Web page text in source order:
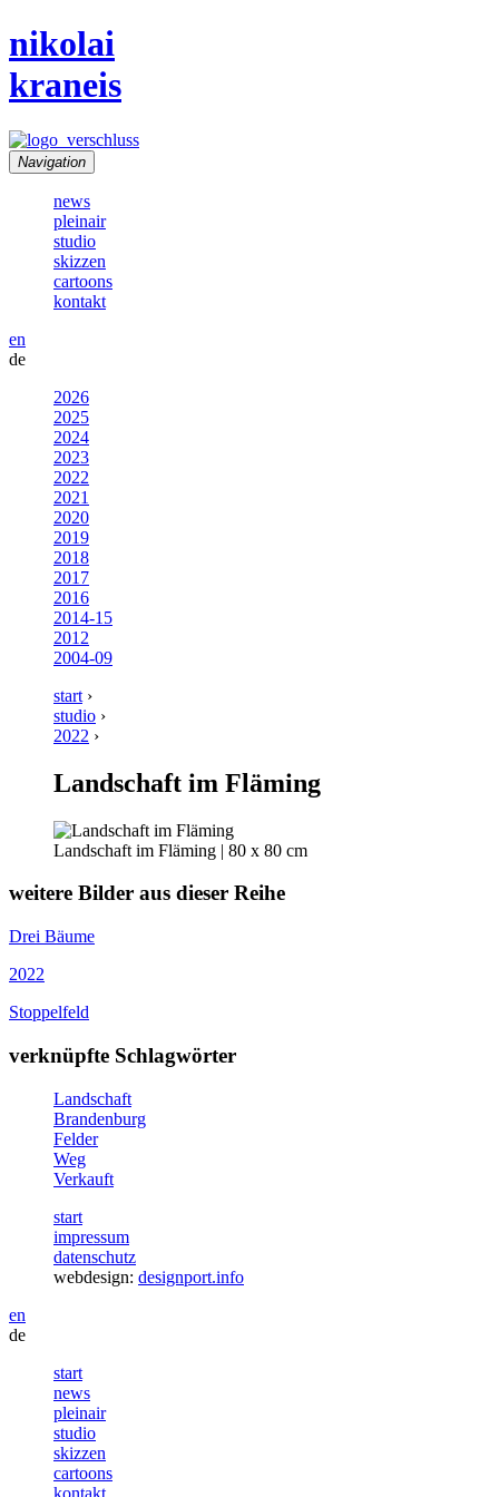
nikolai
kraneis
Navigation
news
pleinair
studio
skizzen
cartoons
kontakt
en
de
2026
2025
2024
2023
2022
2021
2020
2019
2018
2017
2016
2014-15
2012
2004-09
start ›
studio ›
2022 ›
Landschaft im Fläming
Landschaft im Fläming | 80 x 80 cm
weitere Bilder aus dieser Reihe
Drei Bäume
2022
Stoppelfeld
verknüpfte Schlagwörter
Landschaft
Brandenburg
Felder
Weg
Verkauft
start
impressum
datenschutz
webdesign: designport.info
en
de
start
news
pleinair
studio
skizzen
cartoons
kontakt